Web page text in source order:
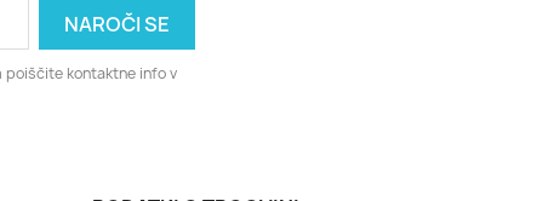
poiščite kontaktne info v